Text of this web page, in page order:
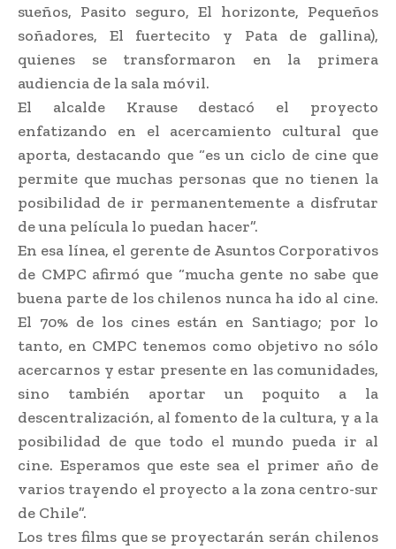
sueños, Pasito seguro, El horizonte, Pequeños
soñadores, El fuertecito y Pata de gallina),
quienes se transformaron en la primera
audiencia de la sala móvil.
El alcalde Krause destacó el proyecto
enfatizando en el acercamiento cultural que
aporta, destacando que “es un ciclo de cine que
permite que muchas personas que no tienen la
posibilidad de ir permanentemente a disfrutar
de una película lo puedan hacer”.
En esa línea, el gerente de Asuntos Corporativos
de CMPC afirmó que “mucha gente no sabe que
buena parte de los chilenos nunca ha ido al cine.
El 70% de los cines están en Santiago; por lo
tanto, en CMPC tenemos como objetivo no sólo
acercarnos y estar presente en las comunidades,
sino también aportar un poquito a la
descentralización, al fomento de la cultura, y a la
posibilidad de que todo el mundo pueda ir al
cine. Esperamos que este sea el primer año de
varios trayendo el proyecto a la zona centro-sur
de Chile”.
Los tres films que se proyectarán serán chilenos